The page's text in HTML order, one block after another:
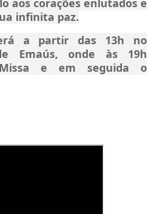
aos corações enlutados e
infinita paz.
a partir das 13h no
Emaús, onde às 19h
e em seguida o